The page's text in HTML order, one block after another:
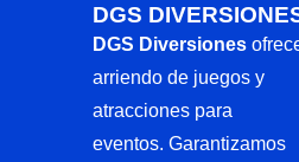
DGS
DGS Diversiones
arriendo de juegos y
atracciones para
eventos. Garantizamos